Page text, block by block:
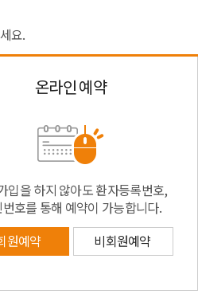
요.
온라인 예약
입을 하지 않아도 환자등록번호,
호를 통해 예약이 가능합니다.
원예약
비회원예약